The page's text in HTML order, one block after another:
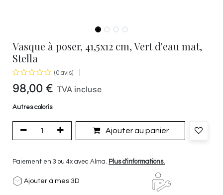
Vasque à poser, 41,5x12 cm, Vert d'eau mat,
Stella
(0 avis)
98,00 € TVA incluse
Autres coloris
Ajouter au panier
Paiement en 3 ou 4x avec Alma. Plus d'informations.
Ajouter à mes 3D